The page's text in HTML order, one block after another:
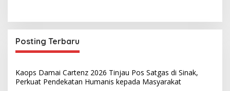
Posting Terbaru
Kaops Damai Cartenz 2026 Tinjau Pos Satgas di Sinak,
Perkuat Pendekatan Humanis kepada Masyarakat